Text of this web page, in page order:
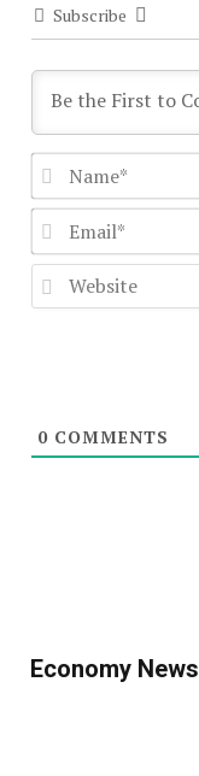
Subscribe
0 COMMENTS
Economy News